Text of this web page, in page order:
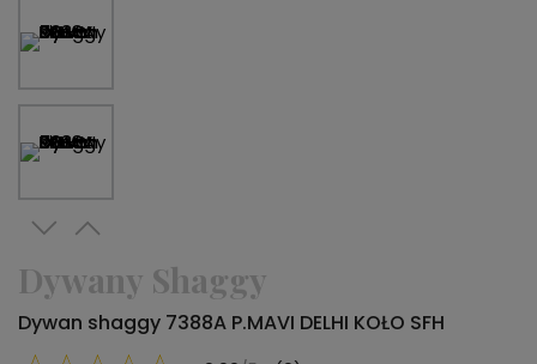
Dywany Shaggy
Dywan shaggy 7388A P.MAVI DELHI KOŁO SFH